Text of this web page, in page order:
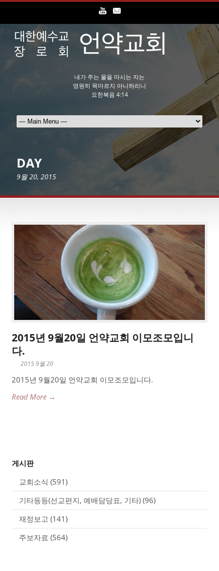
내가 주는 물을 마시는 자는
영원히 목마르지 아니하리니
요한복음 4:14
DAY
9월 20, 2015
2015년 9월20일 언약교회 이모조모입니
다.
2015 9월 20
2015년 9월20일 언약교회 이모조모입니다.
Read More →
게시판
교회소식 (591)
기타등등(선교편지, 예배담당표, 기타) (96)
재정보고 (141)
주보자료 (564)